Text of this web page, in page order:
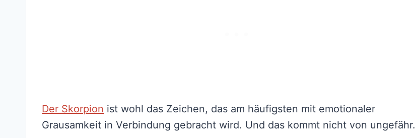
Der Skorpion ist wohl das Zeichen, das am häufigsten mit emotionaler
Grausamkeit in Verbindung gebracht wird. Und das kommt nicht von ungefähr.